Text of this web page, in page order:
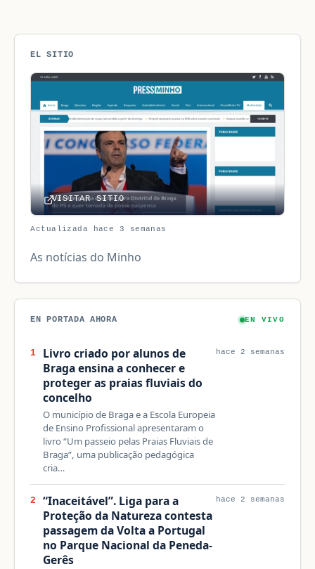
EL SITIO
VISITAR SITIO
Actualizada hace 3 semanas
As notícias do Minho
EN PORTADA AHORA EN VIVO
1
Livro criado por alunos de
Braga ensina a conhecer e
proteger as praias fluviais do
concelho
O município de Braga e a Escola Europeia
de Ensino Profissional apresentaram o
livro “Um passeio pelas Praias Fluviais de
Braga”, uma publicação pedagógica
cria…
hace 2 semanas
2
“Inaceitável”. Liga para a
Proteção da Natureza contesta
passagem da Volta a Portugal
no Parque Nacional da Peneda-
Gerês
hace 2 semanas